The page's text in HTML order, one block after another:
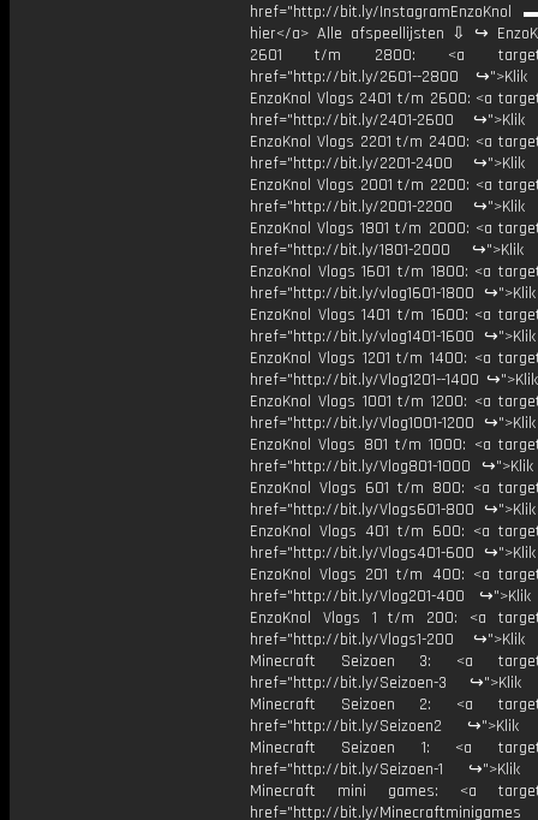
href="http://bit.ly/InstagramEnzoKnol
hier</a> Alle afspeellijsten ⇩ ↪
2601 t/m 2800: <a
href="http://bit.ly/2601--2800
EnzoKnol Vlogs 2401 t/m 2600: <a
href="http://bit.ly/2401-2600 ↪">Klik
EnzoKnol Vlogs 2201 t/m 2400: <a
href="http://bit.ly/2201-2400 ↪">Klik
EnzoKnol Vlogs 2001 t/m 2200: <a
href="http://bit.ly/2001-2200 ↪">Klik
EnzoKnol Vlogs 1801 t/m 2000: <a
href="http://bit.ly/1801-2000 ↪">Klik
EnzoKnol Vlogs 1601 t/m 1800: <a
href="http://bit.ly/vlog1601-1800
EnzoKnol Vlogs 1401 t/m 1600: <a
href="http://bit.ly/vlog1401-1600
EnzoKnol Vlogs 1201 t/m 1400: <a
href="http://bit.ly/Vlog1201--1400
EnzoKnol Vlogs 1001 t/m 1200: <a
href="http://bit.ly/Vlog1001-1200
EnzoKnol Vlogs 801 t/m 1000: <a
href="http://bit.ly/Vlog801-1000
EnzoKnol Vlogs 601 t/m 800: <a
href="http://bit.ly/Vlogs601-800
EnzoKnol Vlogs 401 t/m 600: <a
href="http://bit.ly/Vlogs401-600
EnzoKnol Vlogs 201 t/m 400: <a
href="http://bit.ly/Vlog201-400
EnzoKnol Vlogs 1 t/m 200: <a
href="http://bit.ly/Vlogs1-200
Minecraft Seizoen 3: <a
href="http://bit.ly/Seizoen-3 ↪">Klik
Minecraft Seizoen 2: <a
href="http://bit.ly/Seizoen2 ↪">Klik
Minecraft Seizoen 1: <a
href="http://bit.ly/Seizoen-1 ↪">Klik
Minecraft mini games: <a
href="http://bit.ly/